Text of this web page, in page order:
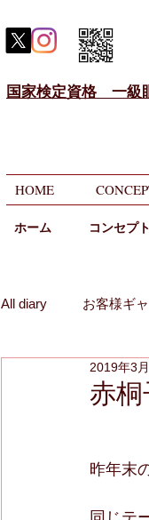
国家検定資格 一級
HOME
ホーム ​コンセプト
All diary お客様ギ
メガネのニコニコ
赤
2019年3
昨年末